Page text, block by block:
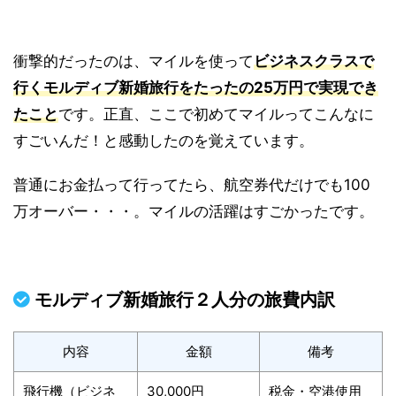
衝撃的だったのは、マイルを使ってビジネスクラスで
行くモルディブ新婚旅行をたったの25万円で実現でき
たことです。正直、ここで初めてマイルってこんなに
すごいんだ！と感動したのを覚えています。
普通にお金払って行ってたら、航空券代だけでも100
万オーバー・・・。マイルの活躍はすごかったです。
モルディブ新婚旅行２人分の旅費内訳
内容 金額 備考
飛行機（ビジネ 30,000円 税金・空港使用